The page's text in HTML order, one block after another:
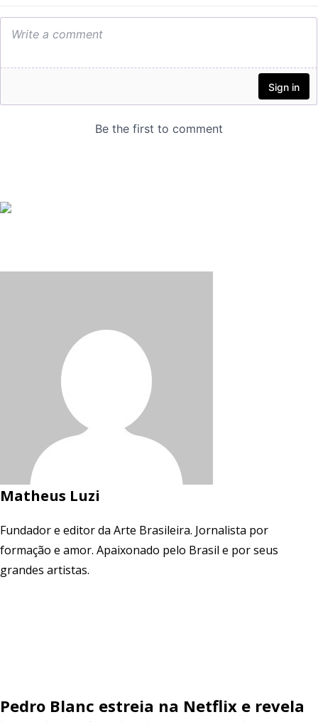
Matheus Luzi
Fundador e editor da Arte Brasileira. Jornalista por
formação e amor. Apaixonado pelo Brasil e por seus
grandes artistas.
Pedro Blanc estreia na Netflix e revela